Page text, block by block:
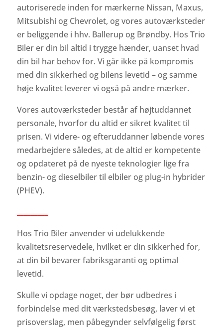
autoriserede inden for mærkerne Nissan, Maxus,
Mitsubishi og Chevrolet, og vores autoværksteder
er beliggende i hhv. Ballerup og Brøndby. Hos Trio
Biler er din bil altid i trygge hænder, uanset hvad
din bil har behov for. Vi går ikke på kompromis
med din sikkerhed og bilens levetid – og samme
høje kvalitet leverer vi også på andre mærker.
Vores autoværksteder består af højtuddannet
personale, hvorfor du altid er sikret kvalitet til
prisen. Vi videre- og efteruddanner løbende vores
medarbejdere således, at de altid er kompetente
og opdateret på de nyeste teknologier lige fra
benzin- og dieselbiler til elbiler og plug-in hybrider
(PHEV).
Hos Trio Biler anvender vi udelukkende
kvalitetsreservedele, hvilket er din sikkerhed for,
at din bil bevarer fabriksgaranti og optimal
levetid.
Skulle vi opdage noget, der bør udbedres i
forbindelse med dit værkstedsbesøg, laver vi et
prisoverslag, men påbegynder selvfølgelig først